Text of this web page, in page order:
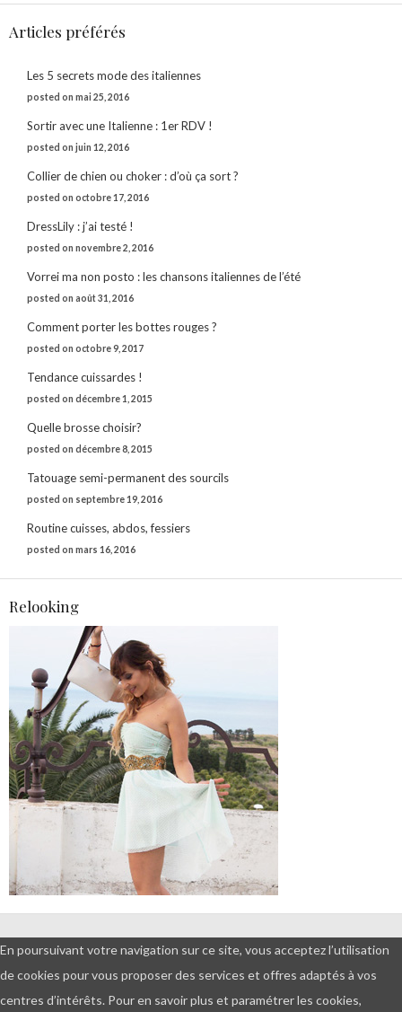
Articles préférés
Les 5 secrets mode des italiennes
posted on mai 25, 2016
Sortir avec une Italienne : 1er RDV !
posted on juin 12, 2016
Collier de chien ou choker : d’où ça sort ?
posted on octobre 17, 2016
DressLily : j’ai testé !
posted on novembre 2, 2016
Vorrei ma non posto : les chansons italiennes de l’été
posted on août 31, 2016
Comment porter les bottes rouges ?
posted on octobre 9, 2017
Tendance cuissardes !
posted on décembre 1, 2015
Quelle brosse choisir?
posted on décembre 8, 2015
Tatouage semi-permanent des sourcils
posted on septembre 19, 2016
Routine cuisses, abdos, fessiers
posted on mars 16, 2016
Relooking
DEMANDES PROFESSIONNELLES
En poursuivant votre navigation sur ce site, vous acceptez l’utilisation
de cookies pour vous proposer des services et offres adaptés à vos
centres d’intérêts. Pour en savoir plus et paramétrer les cookies,